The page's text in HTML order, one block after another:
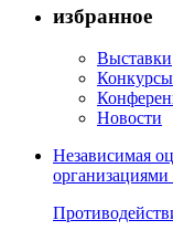
избранное
Выставки
Конкурсы
Новости
Независимая